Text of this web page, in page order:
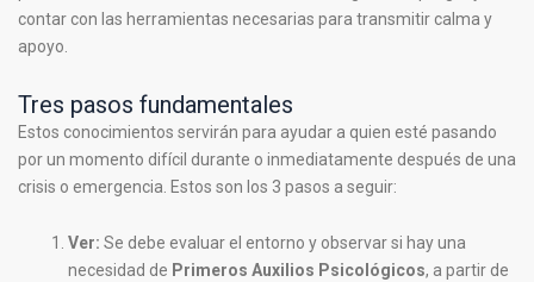
contar con las herramientas necesarias para transmitir calma y
apoyo.
Tres pasos fundamentales
Estos conocimientos servirán para ayudar a quien esté pasando
por un momento difícil durante o inmediatamente después de una
crisis o emergencia. Estos son los 3 pasos a seguir:
Ver: Se debe evaluar el entorno y observar si hay una
necesidad de Primeros Auxilios Psicológicos, a partir de